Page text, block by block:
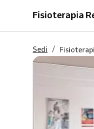
Fisioterapia
Sedi /